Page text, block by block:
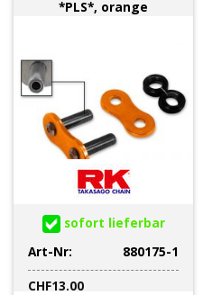
*PLS*, orange
sofort lieferbar
Art-Nr:
880175-1
CHF13.00